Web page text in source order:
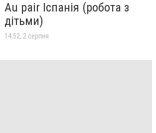
Au pair Іспанія (робота з
дітьми)
14:52, 2 серпня